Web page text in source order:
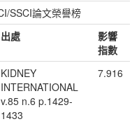
SSCI論文榮譽榜
出處
影響
指數
KIDNEY
INTERNATIONAL
v.85 n.6 p.1429-
1433
7.916